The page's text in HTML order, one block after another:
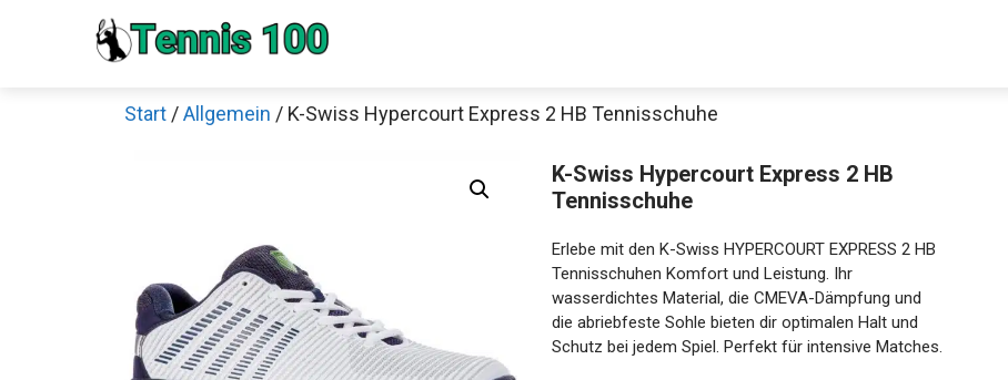
Start /Allgemein / K-Swiss Hypercourt Express 2 HB Tennisschuhe
K-Swiss Hypercourt Express 2 HB
Tennisschuhe
Erlebe mit den K-Swiss HYPERCOURT EXPRESS 2 HB
Tennisschuhen Komfort und Leistung. Ihr
wasserdichtes Material, die CMEVA-Dämpfung und
die abriebfeste Sohle bieten dir optimalen Halt und
Schutz bei jedem Spiel. Perfekt für intensive
Jetzt anschauen